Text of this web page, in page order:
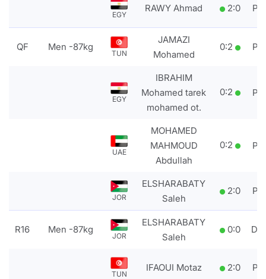
EGY
RAWY Ahmad 2:0
QF Men -87kg
TUN
JAMAZI
Mohamed
0:2
EGY
IBRAHIM
Mohamed tarek
mohamed ot.
0:2
UAE
MOHAMED
MAHMOUD
Abdullah
0:2
JOR
ELSHARABATY
Saleh
2:0
R16 Men -87kg
JOR
ELSHARABATY
Saleh
0:0
TUN
IFAOUI Motaz 2:0